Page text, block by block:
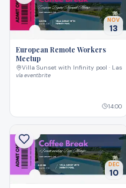
NOV
13
European Remote Workers
Meetup
Villa Sunset with Infinity pool · Las
víaeventbrite
14:00
DEC
10